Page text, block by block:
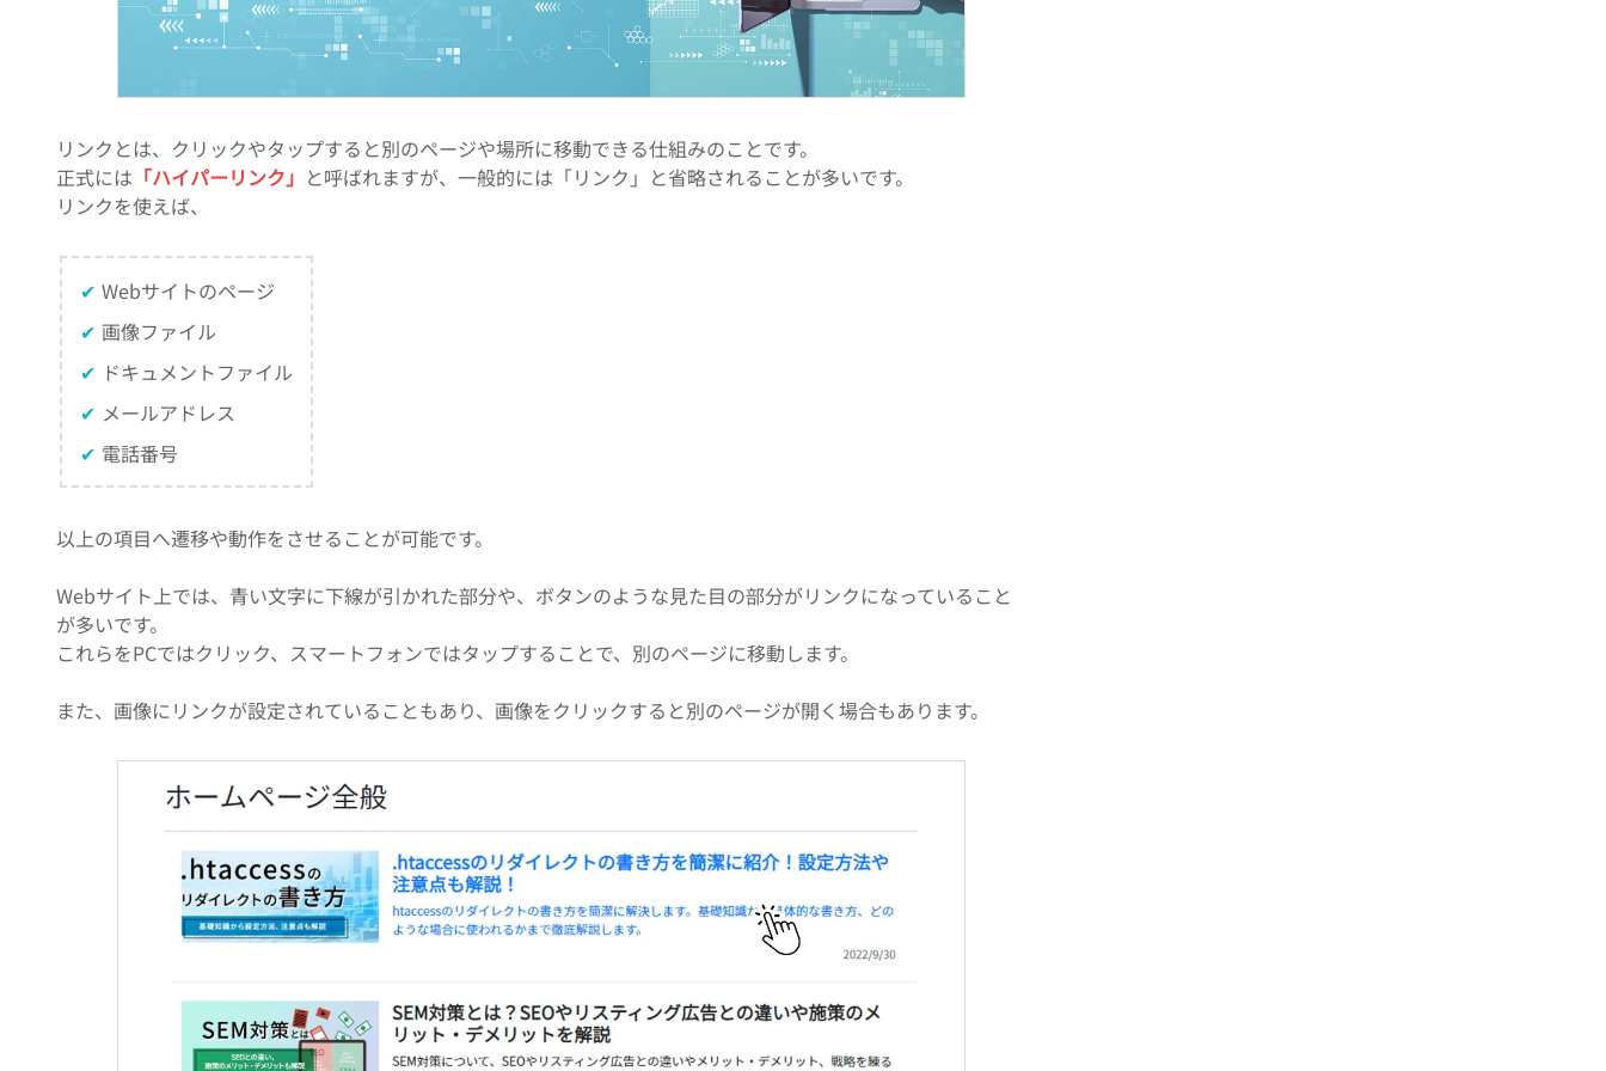
リンクとは、クリックやタップすると別のページや場所に移動できる仕組みのことです。
正式には 「ハイパーリンク」 と呼ばれますが、一般的には「リンク」と省略されることが多いです。
リンクを使えば、
✔ Webサイトのページ
✔ 画像ファイル
✔ ドキュメントファイル
✔ メールアドレス
✔ 電話番号
以上の項目へ遷移や動作をさせることが可能です。
Webサイト上では、青い文字に下線が引かれた部分や、ボタンのような見た目の部分がリンクになっていること
が多いです。
これらをPCではクリック、スマートフォンではタップすることで、別のページに移動します。
また、画像にリンクが設定されていることもあり、画像をクリックすると別のページが開く場合もあります。